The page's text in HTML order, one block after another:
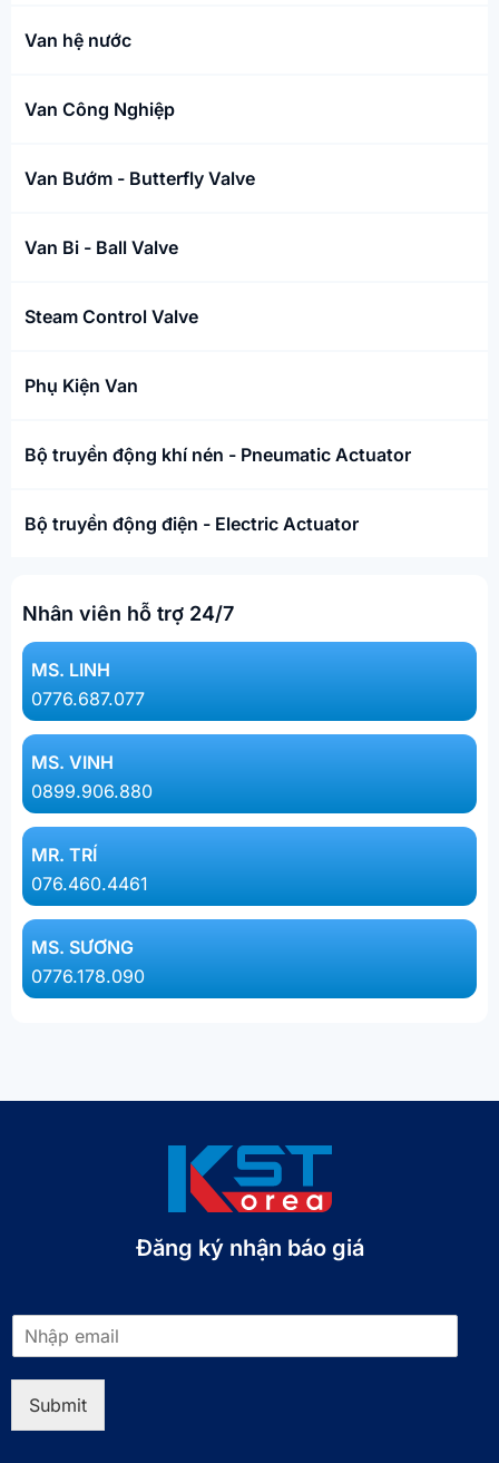
Van hệ nước
Van Công Nghiệp
Van Bướm - Butterfly Valve
Van Bi - Ball Valve
Steam Control Valve
Phụ Kiện Van
Bộ truyền động khí nén - Pneumatic Actuator
Bộ truyền động điện - Electric Actuator
Nhân viên hỗ trợ 24/7
MS. LINH​
0776.687.077​
MS. VINH
0899.906.880
MR. TRÍ
076.460.4461
MS. SƯƠNG
0776.178.090
Đăng ký nhận báo giá​
m
*
Submit